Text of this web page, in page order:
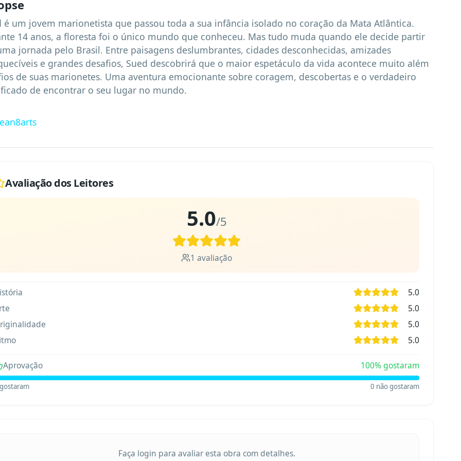
é um jovem marionetista que passou toda a sua infância isolado no coração da Mata Atlântica.
14 anos, a floresta foi o único mundo que conheceu. Mas tudo muda quando ele decide partir
jornada pelo Brasil. Entre paisagens deslumbrantes, cidades desconhecidas, amizades
e grandes desafios, Sued descobrirá que o maior espetáculo da vida acontece muito além
de suas marionetes. Uma aventura emocionante sobre coragem, descobertas e o verdadeiro
de encontrar o seu lugar no mundo.
Avaliação dos Leitores
5.0/5
1 avaliação
5.0
5.0
5.0
5.0
Aprovação 100% gostaram
gostaram 0 não gostaram
Faça login para avaliar esta obra com detalhes.